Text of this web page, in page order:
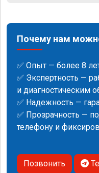
Почему нам
✅ Опыт — более 8
✅ Экспертность —
и диагностическим
✅ Надежность —
✅ Прозрачность —
телефону и
Позвонить